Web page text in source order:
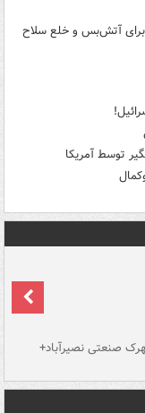
برای آتش‌بس و خلع سلاح
توسط آمریکا
صنعتی نصیرآباد+